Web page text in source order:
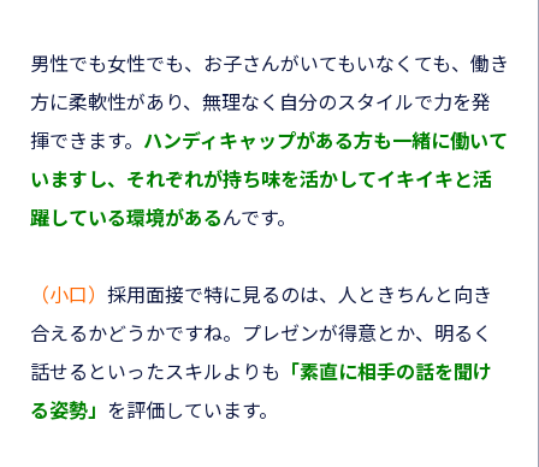
男性でも女性でも、お子さんがいてもいなくても、働き
方に柔軟性があり、無理なく自分のスタイルで力を発
揮できます。 ハンディキャップがある方も一緒に働いて
いますし、それぞれが持ち味を活かしてイキイキと活
躍している環境があるんです。
（小口） 採用面接で特に見るのは、人ときちんと向き
合えるかどうかですね。プレゼンが得意とか、明るく
話せるといったスキルよりも
「素直に相手の話を聞け
る姿勢」 を評価しています。